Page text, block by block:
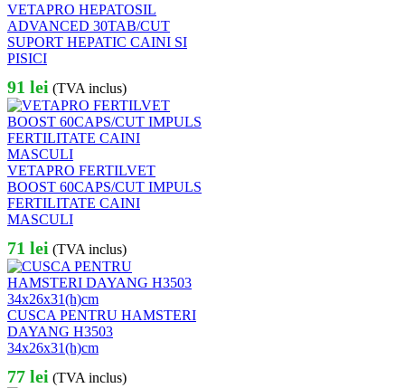
VETAPRO HEPATOSIL
ADVANCED 30TAB/CUT
SUPORT HEPATIC CAINI SI
PISICI
91 lei (TVA inclus)
VETAPRO FERTILVET
BOOST 60CAPS/CUT IMPULS
FERTILITATE CAINI
MASCULI
71 lei (TVA inclus)
CUSCA PENTRU HAMSTERI
DAYANG H3503
34x26x31(h)cm
77 lei (TVA inclus)